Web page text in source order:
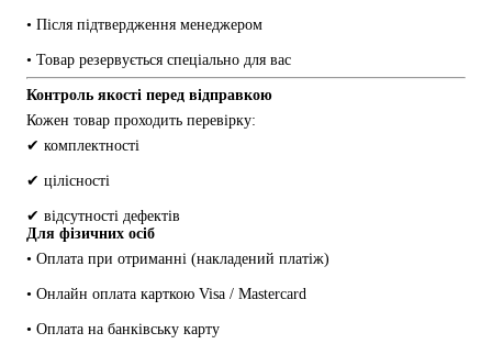
• Після підтвердження менеджером
• Товар резервується спеціально для вас
Контроль якості перед відправкою
Кожен товар проходить перевірку:
✔ комплектності
✔ цілісності
✔ відсутності дефектів
Для фізичних осіб
• Оплата при отриманні (накладений платіж)
• Онлайн оплата карткою Visa / Mastercard
• Оплата на банківську карту